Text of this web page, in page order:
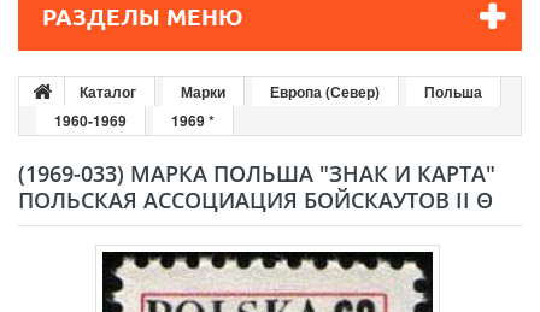
РАЗДЕЛЫ МЕНЮ
Каталог Марки Европа (Север)
Польша
1960-1969
1969 *
(1969-033) МАРКА ПОЛЬША "ЗНАК И КАРТА"
ПОЛЬСКАЯ АССОЦИАЦИЯ БОЙСКАУТОВ II Θ